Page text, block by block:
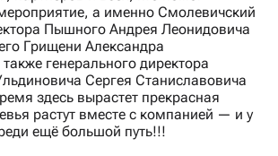
а именно Смолевичский
Пышного Андрея Леонидовича
Грищени Александра
генерального директора
Сергея Станиславовича
здесь вырастет прекрасная
растут вместе с компанией — и у
ещё большой путь!!!